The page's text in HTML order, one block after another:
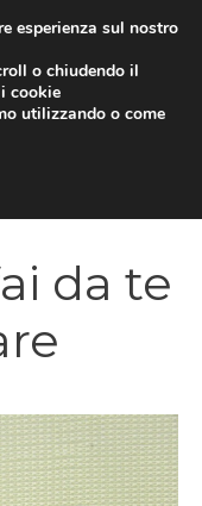
da te
esperienza sul nostro
o chiudendo il
cookie
utilizzando o come